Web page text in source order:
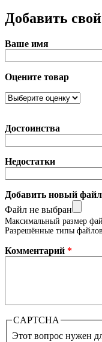
Добавить
Ваше имя
Оцените товар
Достоинства
Недостатки
Добавить новый файл
Файл не выбран
Максимальный размер
Разрешённые типы
Комментарий *
CAPTCHA
Этот вопрос нужен